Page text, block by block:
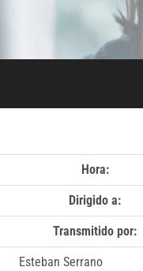
Hora:
Dirigido a:
Transmitido por:
Esteban Serrano